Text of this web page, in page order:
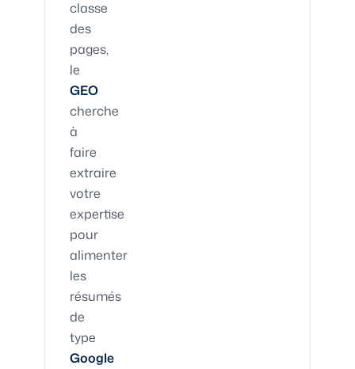
classe
des
pages,
le
GEO
cherche
à
faire
extraire
votre
expertise
pour
alimenter
les
résumés
de
type
Google